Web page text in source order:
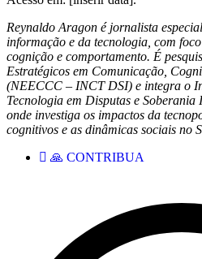
Reynaldo Aragon é jornalista
informação e da tecnologia, com
cognição e comportamento. É
Estratégicos em Comunicação,
(NEECCC – INCT DSI) e integra o
Tecnologia em Disputas e
onde investiga os impactos da
cognitivos e as dinâmicas sociais no
🙏 CONTRIBUA